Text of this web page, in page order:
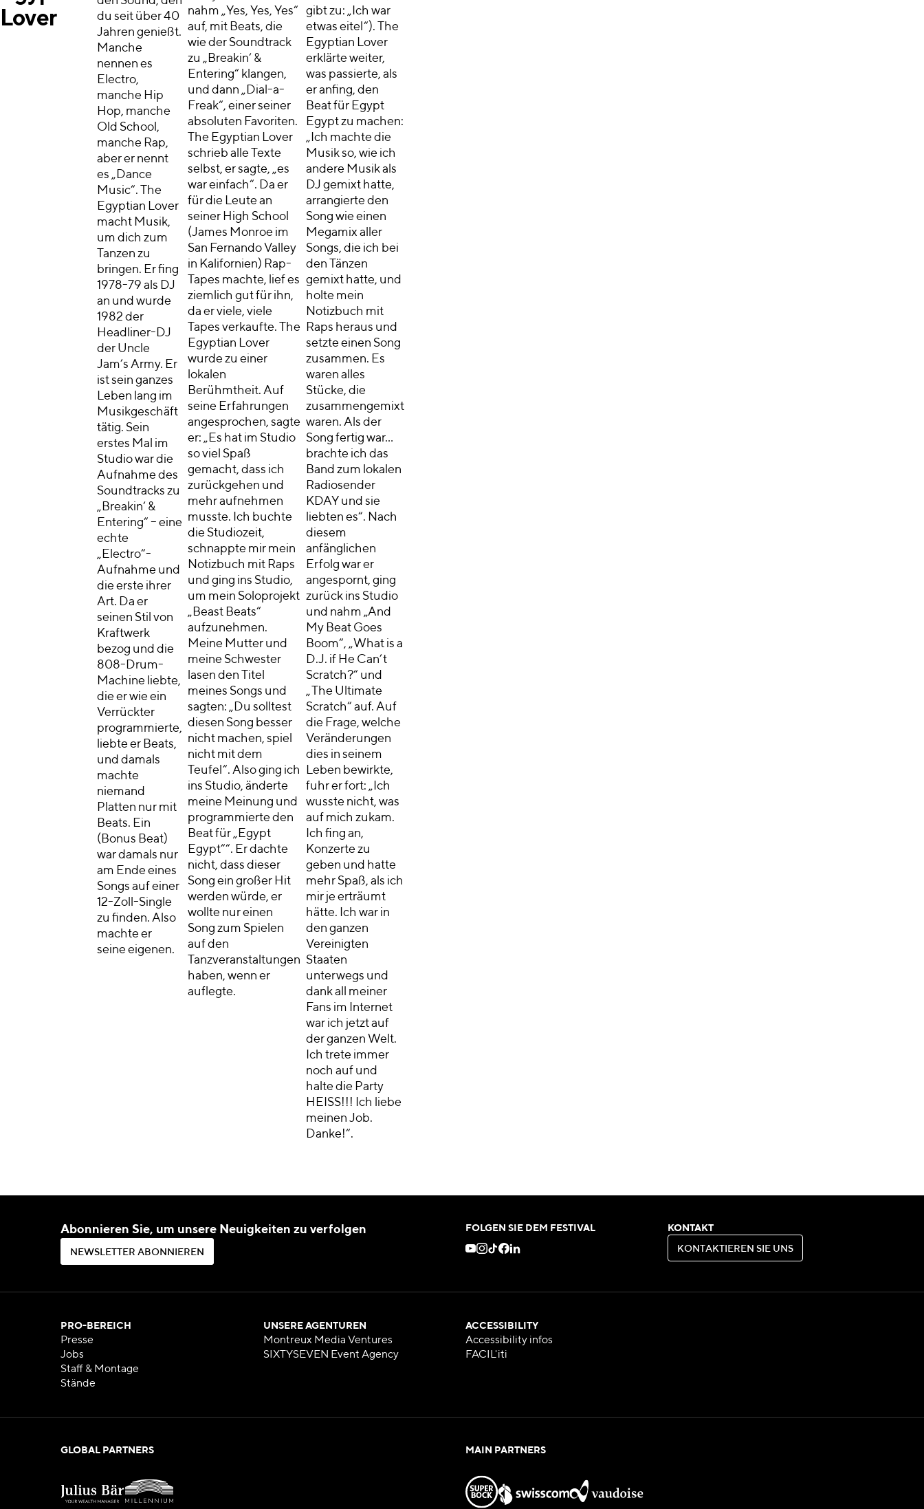
Lover
du seit über 40
Jahren genießt.
Manche
nennen es
Electro,
manche Hip
Hop, manche
Old School,
manche Rap,
aber er nennt
es „Dance
Music“. The
Egyptian Lover
macht Musik,
um dich zum
Tanzen zu
bringen. Er fing
1978-79 als DJ
an und wurde
1982 der
Headliner-DJ
der Uncle
Jam’s Army. Er
ist sein ganzes
Leben lang im
Musikgeschäft
tätig. Sein
erstes Mal im
Studio war die
Aufnahme des
Soundtracks zu
„Breakin‘ &
Entering“ – eine
echte
„Electro“-
Aufnahme und
die erste ihrer
Art. Da er
seinen Stil von
Kraftwerk
bezog und die
808-Drum-
Machine liebte,
die er wie ein
Verrückter
programmierte,
liebte er Beats,
und damals
machte
niemand
Platten nur mit
Beats. Ein
(Bonus Beat)
war damals nur
am Ende eines
Songs auf einer
12-Zoll-Single
zu finden. Also
machte er
seine eigenen.
nahm „Yes, Yes, Yes“
auf, mit Beats, die
wie der Soundtrack
zu „Breakin‘ &
Entering“ klangen,
und dann „Dial-a-
Freak“, einer seiner
absoluten Favoriten.
The Egyptian Lover
schrieb alle Texte
selbst, er sagte, „es
war einfach“. Da er
für die Leute an
seiner High School
(James Monroe im
San Fernando Valley
in Kalifornien) Rap-
Tapes machte, lief es
ziemlich gut für ihn,
da er viele, viele
Tapes verkaufte. The
Egyptian Lover
wurde zu einer
lokalen
Berühmtheit. Auf
seine Erfahrungen
angesprochen, sagte
er: „Es hat im Studio
so viel Spaß
gemacht, dass ich
zurückgehen und
mehr aufnehmen
musste. Ich buchte
die Studiozeit,
schnappte mir mein
Notizbuch mit Raps
und ging ins Studio,
um mein Soloprojekt
„Beast Beats“
aufzunehmen.
Meine Mutter und
meine Schwester
lasen den Titel
meines Songs und
sagten: „Du solltest
diesen Song besser
nicht machen, spiel
nicht mit dem
Teufel“. Also ging ich
ins Studio, änderte
meine Meinung und
programmierte den
Beat für „Egypt
Egypt““. Er dachte
nicht, dass dieser
Song ein großer Hit
werden würde, er
wollte nur einen
Song zum Spielen
auf den
Tanzveranstaltungen
haben, wenn er
auflegte.
gibt zu: „Ich war
etwas eitel“). The
Egyptian Lover
erklärte weiter,
was passierte, als
er anfing, den
Beat für Egypt
Egypt zu machen:
„Ich machte die
Musik so, wie ich
andere Musik als
DJ gemixt hatte,
arrangierte den
Song wie einen
Megamix aller
Songs, die ich bei
den Tänzen
gemixt hatte, und
holte mein
Notizbuch mit
Raps heraus und
setzte einen Song
zusammen. Es
waren alles
Stücke, die
zusammengemixt
waren. Als der
Song fertig war…
brachte ich das
Band zum lokalen
Radiosender
KDAY und sie
liebten es“. Nach
diesem
anfänglichen
Erfolg war er
angespornt, ging
zurück ins Studio
und nahm „And
My Beat Goes
Boom“, „What is a
D.J. if He Can’t
Scratch?“ und
„The Ultimate
Scratch“ auf. Auf
die Frage, welche
Veränderungen
dies in seinem
Leben bewirkte,
fuhr er fort: „Ich
wusste nicht, was
auf mich zukam.
Ich fing an,
Konzerte zu
geben und hatte
mehr Spaß, als ich
mir je erträumt
hätte. Ich war in
den ganzen
Vereinigten
Staaten
unterwegs und
dank all meiner
Fans im Internet
war ich jetzt auf
der ganzen Welt.
Ich trete immer
noch auf und
halte die Party
HEISS!!! Ich liebe
meinen Job.
Danke!“.
Abonnieren Sie, um unsere Neuigkeiten zu verfolgen
N EWS L E E R A BO N N E R E N
NEWSLETTER ABONNIEREN
FOLGEN SIE DEM FESTIVAL KONTAKT
KO N TA K E R E N S E U NS
KONTAKTIEREN SIE UNS
PRO-BEREICH
Presse
Jobs
Staff & Montage
Stände
UNSERE AGENTUREN
Montreux Media Ventures
SIXTYSEVEN Event Agency
ACCESSIBILITY
Accessibility infos
FACIL'iti
GLOBAL PARTNERS MAIN PARTNERS